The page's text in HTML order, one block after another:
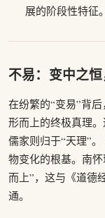
展的阶段性特征。
不易：变中之
在纷繁的“变易”背
形而上的终极真理。
儒家则归于“天理”
物变化的根基。南
而上”，这与《道德
通。